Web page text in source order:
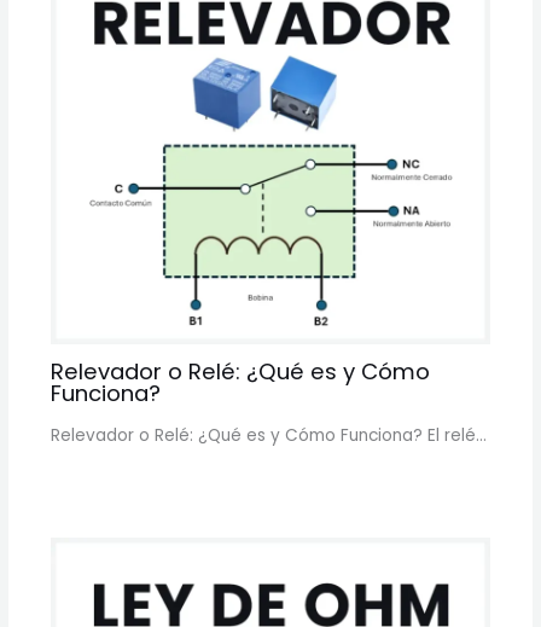
Relevador o Relé: ¿Qué es y Cómo
Funciona?
Relevador o Relé: ¿Qué es y Cómo Funciona? El relé…